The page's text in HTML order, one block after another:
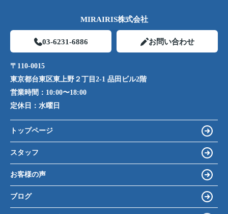
MIRAIRIS株式会社
03-6231-6886 お問い合わせ
〒110-0015
東京都台東区東上野２丁目2-1 品田ビル2階
営業時間： 10:00〜18:00
定休日： 水曜日
トップページ
スタッフ
お客様の声
ブログ